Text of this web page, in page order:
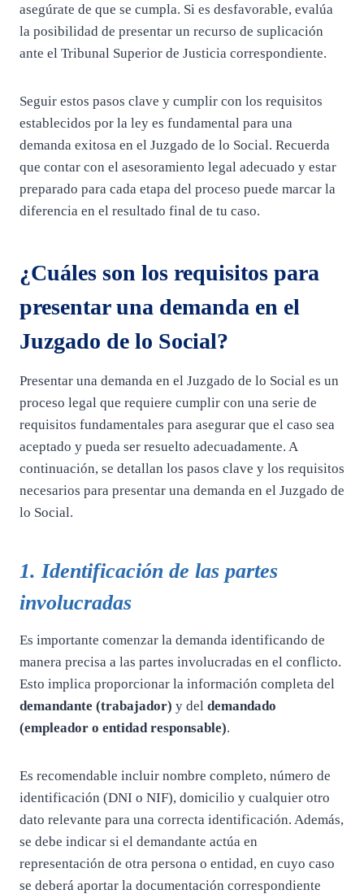
asegúrate de que se cumpla. Si es desfavorable, evalúa
la posibilidad de presentar un recurso de suplicación
ante el Tribunal Superior de Justicia correspondiente.
Seguir estos pasos clave y cumplir con los requisitos
establecidos por la ley es fundamental para una
demanda exitosa en el Juzgado de lo Social. Recuerda
que contar con el asesoramiento legal adecuado y estar
preparado para cada etapa del proceso puede marcar la
diferencia en el resultado final de tu caso.
¿Cuáles son los requisitos para
presentar una demanda en el
Juzgado de lo Social?
Presentar una demanda en el Juzgado de lo Social es un
proceso legal que requiere cumplir con una serie de
requisitos fundamentales para asegurar que el caso sea
aceptado y pueda ser resuelto adecuadamente. A
continuación, se detallan los pasos clave y los requisitos
necesarios para presentar una demanda en el Juzgado de
lo Social.
1. Identificación de las partes
involucradas
Es importante comenzar la demanda identificando de
manera precisa a las partes involucradas en el conflicto.
Esto implica proporcionar la información completa del
demandante (trabajador) y del demandado
(empleador o entidad responsable).
Es recomendable incluir nombre completo, número de
identificación (DNI o NIF), domicilio y cualquier otro
dato relevante para una correcta identificación. Además,
se debe indicar si el demandante actúa en
representación de otra persona o entidad, en cuyo caso
se deberá aportar la documentación correspondiente